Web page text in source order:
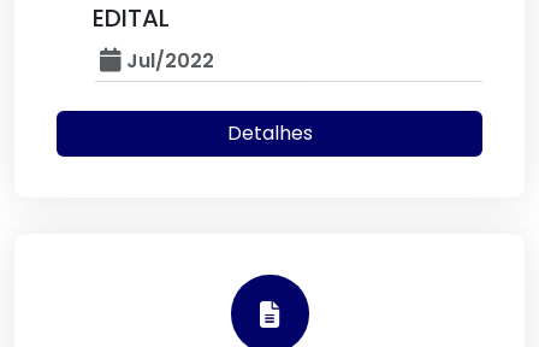
EDITAL
Jul/2022
Detalhes